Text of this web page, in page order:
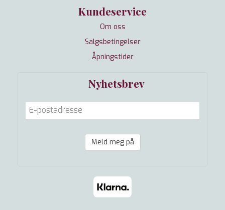
Kundeservice
Om oss
Salgsbetingelser
Åpningstider
Nyhetsbrev
Meld meg på